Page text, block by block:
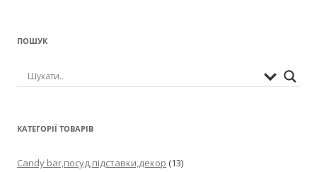
ПОШУК
КАТЕГОРІЇ ТОВАРІВ
Candy bar,посуд,підставки,декор (13)